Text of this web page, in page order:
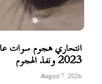
انتحاري هجوم سوات
2023 ونفذ الهجوم
August 7, 2026